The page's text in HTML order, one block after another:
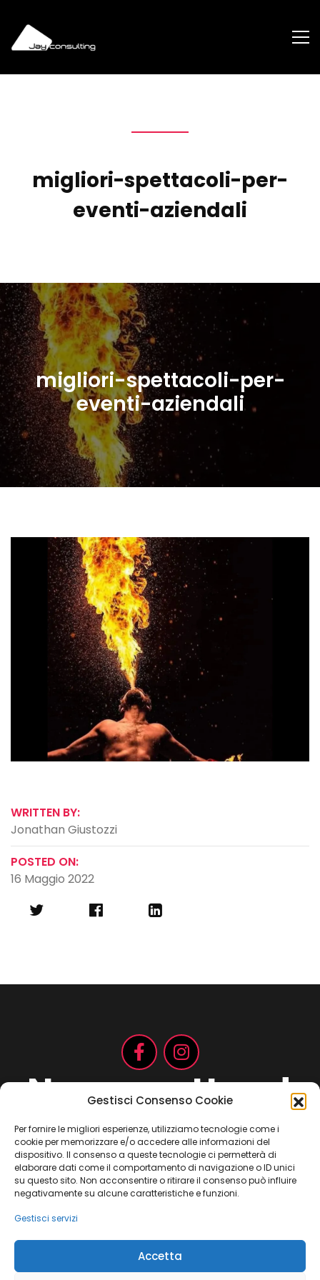
Gestisci Consenso Cookie
Per fornire le migliori esperienze, utilizziamo tecnologie come i
cookie per memorizzare e/o accedere alle informazioni del
dispositivo. Il consenso a queste tecnologie ci permetterà di
elaborare dati come il comportamento di navigazione o ID unici
su questo sito. Non acconsentire o ritirare il consenso può influire
negativamente su alcune caratteristiche e funzioni.
Gestisci servizi
Accetta
migliori-spettacoli-per-
eventi-aziendali
migliori-spettacoli-per-
eventi-aziendali
WRITTEN BY:
Jonathan Giustozzi
POSTED ON:
16 Maggio 2022
Non aspettare!
Contattaci ora
Jay Consulting– c.da Migliarino, 33 – 62012
Civitanova Marche (MC) – Partita IVA: 01752470433